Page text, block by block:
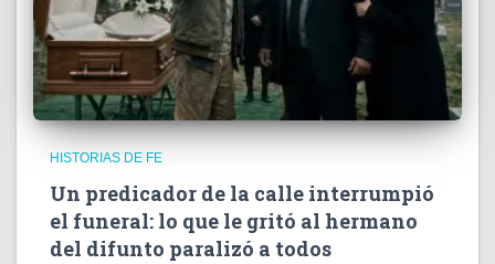
HISTORIAS DE FE
Un predicador de la calle interrumpió
el funeral: lo que le gritó al hermano
del difunto paralizó a todos